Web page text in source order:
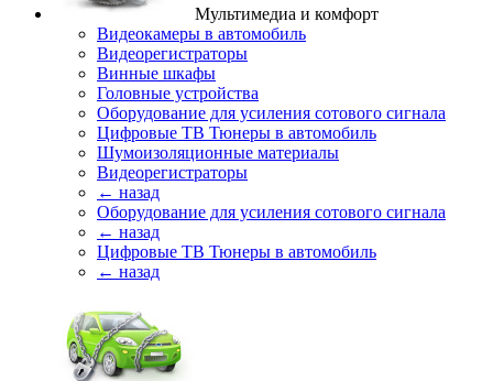
Мультимедиа и комфорт
Видеокамеры в автомобиль
Видеорегистраторы
Винные шкафы
Головные устройства
Оборудование для усиления сотового сигнала
Цифровые ТВ Тюнеры в автомобиль
Шумоизоляционные материалы
Видеорегистраторы
← назад
Оборудование для усиления сотового сигнала
← назад
Цифровые ТВ Тюнеры в автомобиль
← назад